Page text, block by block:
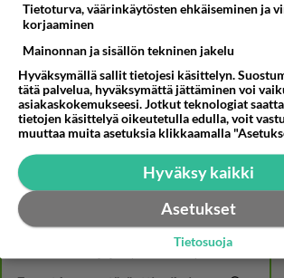
Katso video: Paras leffa ikinä:
Pilvi Hämäläinen
Tietoturva, väärinkäytösten ehkäiseminen ja
korjaaminen
Mainonnan ja sisällön tekninen jakelu
Hyväksymällä sallit tietojesi käsittelyn.
tätä palvelua, hyväksymättä jättäminen voi
asiakaskokemukseesi. Jotkut teknologiat
tietojen käsittelyä oikeutetulla edulla, voit
muuttaa muita asetuksia klikkaamalla
Hyväksy kaikki
Asetukset
Tietosuoja